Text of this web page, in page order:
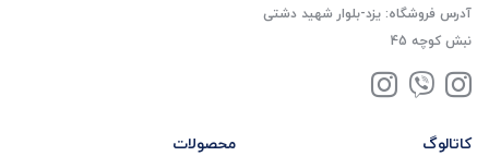
آدرس فروشگاه: یزد-بلوار شهید دشتی
نبش کوچه 45
کاتالوگ محصولات